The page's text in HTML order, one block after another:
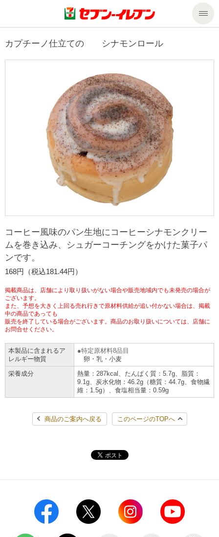
商品のご案内
来週の新商品
商品カテゴリ一覧
セブンプレミアム
ギフト
プリペイドカード・金券
ニンテンドー・ダウンロードカード
サービストップ
nanacoトップ
マルチコピー機でできること
マルチコピー機でできることトップ
コピー
プリント
スキャン
ファクス
チケット
プリペイドサービス
スポーツ振興くじ
行政サービス
学び・教育
宅配便
切手・はがき・印紙
セブン銀行ATM
ご利用可能なお支払い方法
スマホプリペイド
レジでApple Accountにチャージ
オンラインフォトサービス
コインランドリー（店舗限定）
宅配ロッカー（店舗限定）
自転車シェアリング（店舗限定）
モバイルバッテリーシェアリング（店舗限定）
チケットサービス
セブンチケット
イープラス
JTB
セブン‐イレブンでお受取り
セブンネットショッピング
企業情報トップ
ニュースリリース
企業理念
会社概要
貸借対照表・損益計算書
沿革
国内店舗数
売上高、店舗数推移
セブン‐イレブンの海外事業
データで見るセブン‐イレブン
セブン‐イレブンの「商品力」
セブン-イレブンの横顔
セブン-イレブンの歴史
私たちの取組み
サステナビリティ
セブン＆アイ・ホールディングスの重点課題
サステナビリティ活動基本方針
サステナビリティ推進体制
GREEN CHALLENGE 2050
4VISIONS
サステナビリティニュース
サステナビリティレポート
報告書ライブラリー
加盟店オーナー募集 物件募集・購入
アルバイト情報
店舗検索
お問い合わせ
Language
English (Corporate)
English (Services)
简体中文(服务)
한국어(서비스)
カプチーノ仕立ての シナモンロール
コーヒー風味のパン生地にコーヒーシナモンクリー
ムを巻き込み、シュガーコーチングをかけた菓子パ
ンです。
168円（税込181.44円）
掲載商品は、店舗により取り扱いがない場合や販売地域内でも未発売の場合が
ございます。
また、予想を大きく上回る売れ行きで原材料供給が追い付かない場合は、掲載
中の商品であっても
販売を終了している場合がございます。商品のお取り扱いについては、店舗に
お問合せください。
本製品に含まれるア
レルギー物質
特定原材料8品目
卵・乳・小麦
栄養成分
熱量：287kcal、たんぱく質：5.7g、脂質：
9.1g、炭水化物：46.2g（糖質：44.7g、食物繊
維：1.5g）、食塩相当量：0.59g
商品のご案内へ戻る このページのTOPへ